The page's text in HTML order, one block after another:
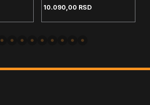
Toughpower GX3 SE 80+
10.090,00 RSD